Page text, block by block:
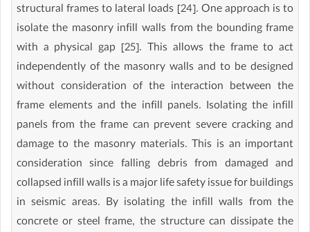
structural frames to lateral loads [24]. One approach is to
isolate the masonry infill walls from the bounding frame
with a physical gap [25]. This allows the frame to act
independently of the masonry walls and to be designed
without consideration of the interaction between the
frame elements and the infill panels. Isolating the infill
panels from the frame can prevent severe cracking and
damage to the masonry materials. This is an important
consideration since falling debris from damaged and
collapsed infill walls is a major life safety issue for buildings
in seismic areas. By isolating the infill walls from the
concrete or steel frame, the structure can dissipate the